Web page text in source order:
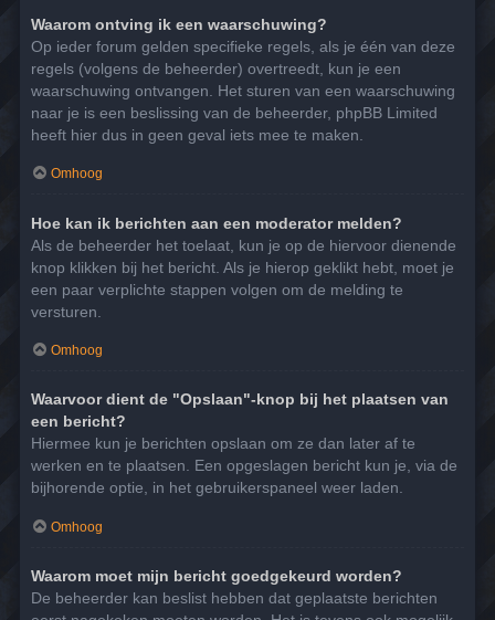
Waarom ontving ik een waarschuwing?
Op ieder forum gelden specifieke regels, als je één van deze
regels (volgens de beheerder) overtreedt, kun je een
waarschuwing ontvangen. Het sturen van een waarschuwing
naar je is een beslissing van de beheerder, phpBB Limited
heeft hier dus in geen geval iets mee te maken.
Omhoog
Hoe kan ik berichten aan een moderator melden?
Als de beheerder het toelaat, kun je op de hiervoor dienende
knop klikken bij het bericht. Als je hierop geklikt hebt, moet je
een paar verplichte stappen volgen om de melding te
versturen.
Omhoog
Waarvoor dient de "Opslaan"-knop bij het plaatsen van
een bericht?
Hiermee kun je berichten opslaan om ze dan later af te
werken en te plaatsen. Een opgeslagen bericht kun je, via de
bijhorende optie, in het gebruikerspaneel weer laden.
Omhoog
Waarom moet mijn bericht goedgekeurd worden?
De beheerder kan beslist hebben dat geplaatste berichten